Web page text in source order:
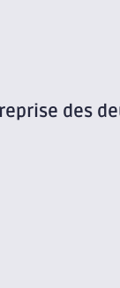
des